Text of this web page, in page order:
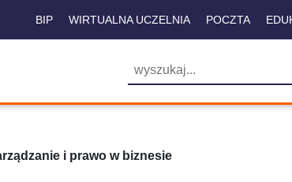
BIP WIRTUALNA UCZELNIA POCZTA
i prawo w biznesie